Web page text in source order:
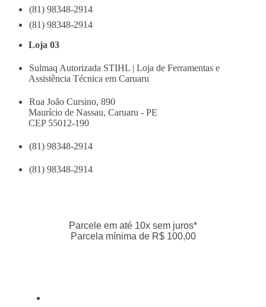
(81) 98348-2914
(81) 98348-2914
Loja 03
Sulmaq Autorizada STIHL | Loja de Ferramentas e
Assistência Técnica em Caruaru
Rua João Cursino, 890
Maurício de Nassau, Caruaru - PE
CEP 55012-190
(81) 98348-2914
(81) 98348-2914
Parcele em até 10x sem juros*
Parcela mínima de R$ 100,00